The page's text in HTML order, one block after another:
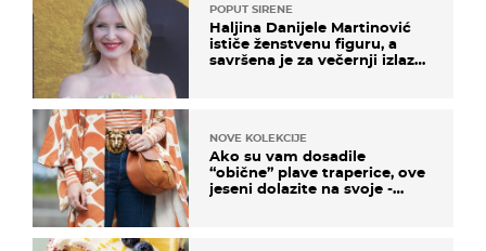
POPUT SIRENE
Haljina Danijele Martinović
ističe ženstvenu figuru, a
savršena je za večernji izlazak
NOVE KOLEKCIJE
Ako su vam dosadile
“obične” plave traperice, ove
jeseni dolazite na svoje -